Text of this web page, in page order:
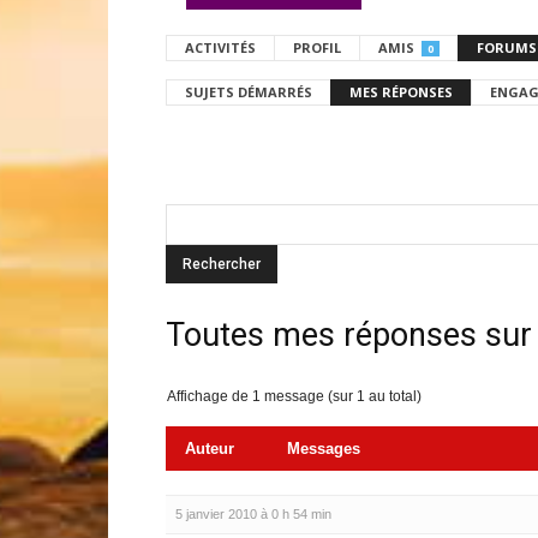
ACTIVITÉS PROFIL AMIS 0 FORUMS
SUJETS DÉMARRÉS MES RÉPONSES
Toutes mes réponses
Affichage de 1 message (sur 1 au total)
Auteur Messages
5 janvier 2010 à 0 h 54 min